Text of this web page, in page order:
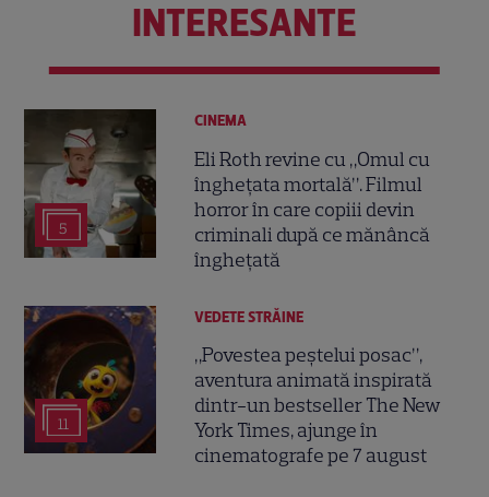
INTERESANTE
5
CINEMA
Eli Roth revine cu „Omul cu
înghețata mortală”. Filmul
horror în care copiii devin
criminali după ce mănâncă
înghețată
11
VEDETE STRĂINE
„Povestea peștelui posac”,
aventura animată inspirată
dintr-un bestseller The New
York Times, ajunge în
cinematografe pe 7 august